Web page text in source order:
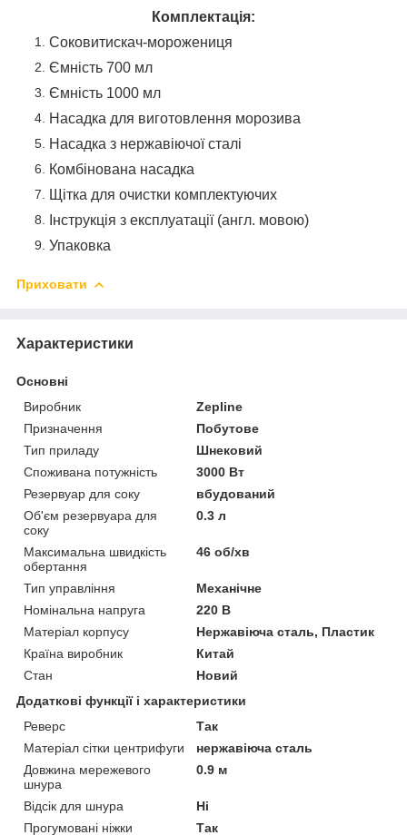
Комплектація:
Соковитискач-морожениця
Ємність 700 мл
Ємність 1000 мл
Насадка для виготовлення морозива
Насадка з нержавіючої сталі
Комбінована насадка
Щітка для очистки комплектуючих
Інструкція з експлуатації (англ. мовою)
Упаковка
Приховати
Характеристики
Основні
Виробник
Zepline
Призначення
Побутове
Тип приладу
Шнековий
Споживана потужність
3000 Вт
Резервуар для соку
вбудований
Об'єм резервуара для
соку
0.3 л
Максимальна швидкість
обертання
46 об/хв
Тип управління
Механічне
Номінальна напруга
220 В
Матеріал корпусу
Нержавіюча сталь, Пластик
Країна виробник
Китай
Стан
Новий
Додаткові функції і характеристики
Реверс
Так
Матеріал сітки центрифуги
нержавіюча сталь
Довжина мережевого
шнура
0.9 м
Відсік для шнура
Ні
Прогумовані ніжки
Так